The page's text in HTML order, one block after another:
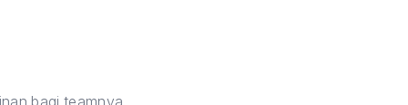
bagi teamnya.